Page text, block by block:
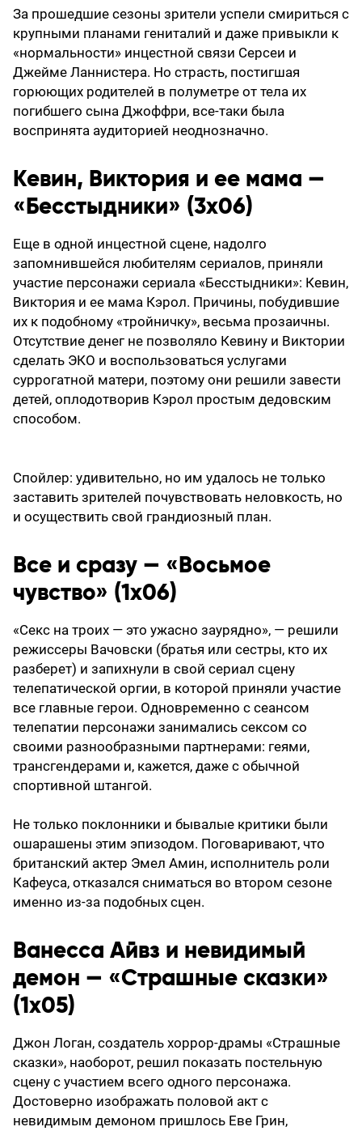
За прошедшие сезоны зрители успели смириться с
крупными планами гениталий и даже привыкли к
«нормальности» инцестной связи Серсеи и
Джейме Ланнистера. Но страсть, постигшая
горюющих родителей в полуметре от тела их
погибшего сына Джоффри, все-таки была
воспринята аудиторией неоднозначно.
Кевин, Виктория и ее мама —
«Бесстыдники» (3х06)
Еще в одной инцестной сцене, надолго
запомнившейся любителям сериалов, приняли
участие персонажи сериала «Бесстыдники»: Кевин,
Виктория и ее мама Кэрол. Причины, побудившие
их к подобному «тройничку», весьма прозаичны.
Отсутствие денег не позволяло Кевину и Виктории
сделать ЭКО и воспользоваться услугами
суррогатной матери, поэтому они решили завести
детей, оплодотворив Кэрол простым дедовским
способом.
Спойлер: удивительно, но им удалось не только
заставить зрителей почувствовать неловкость, но
и осуществить свой грандиозный план.
Все и сразу — «Восьмое
чувство» (1x06)
«Секс на троих — это ужасно заурядно», — решили
режиссеры Вачовски (братья или сестры, кто их
разберет) и запихнули в свой сериал сцену
телепатической оргии, в которой приняли участие
все главные герои. Одновременно с сеансом
телепатии персонажи занимались сексом со
своими разнообразными партнерами: геями,
трансгендерами и, кажется, даже с обычной
спортивной штангой.
Не только поклонники и бывалые критики были
ошарашены этим эпизодом. Поговаривают, что
британский актер Эмел Амин, исполнитель роли
Кафеуса, отказался сниматься во втором сезоне
именно из-за подобных сцен.
Ванесса Айвз и невидимый
демон — «Страшные сказки»
(1х05)
Джон Логан, создатель хоррор-драмы «Страшные
сказки», наоборот, решил показать постельную
сцену с участием всего одного персонажа.
Достоверно изображать половой акт с
невидимым демоном пришлось Еве Грин,